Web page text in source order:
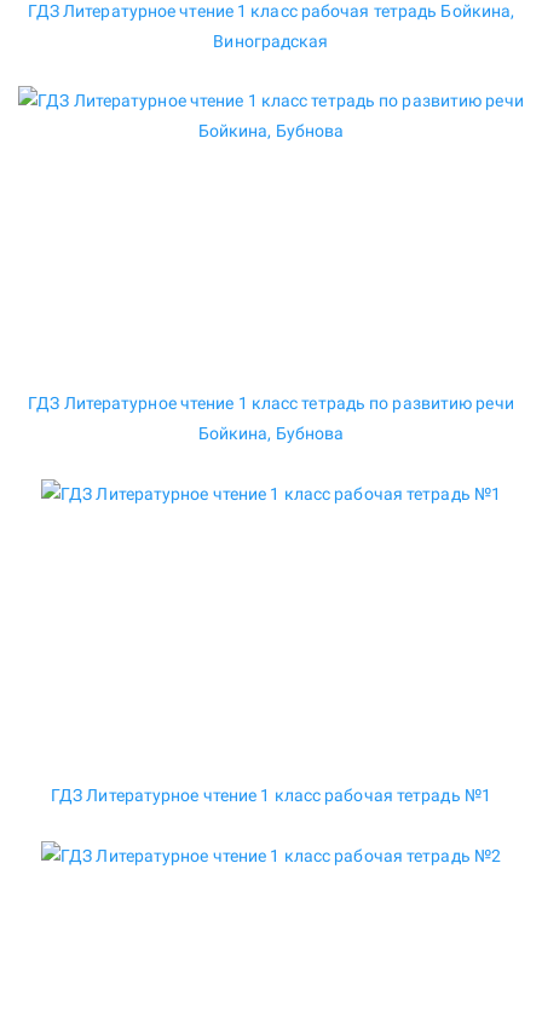
ГДЗ Литературное чтение 1 класс рабочая тетрадь Бойкина,
Виноградская
ГДЗ Литературное чтение 1 класс тетрадь по развитию речи
Бойкина, Бубнова
ГДЗ Литературное чтение 1 класс рабочая тетрадь №1